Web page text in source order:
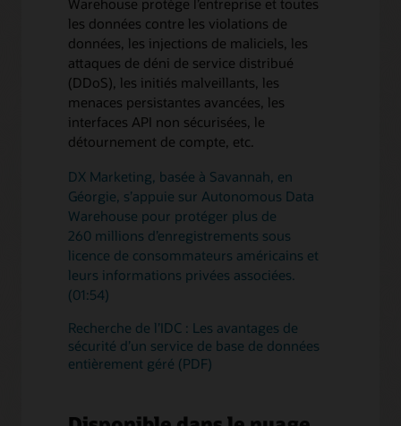
Warehouse protège l’entreprise et toutes
les données contre les violations de
données, les injections de maliciels, les
attaques de déni de service distribué
(DDoS), les initiés malveillants, les
menaces persistantes avancées, les
interfaces API non sécurisées, le
détournement de compte, etc.
DX Marketing, basée à Savannah, en
Géorgie, s’appuie sur Autonomous Data
Warehouse pour protéger plus de
260 millions d’enregistrements sous
licence de consommateurs américains et
leurs informations privées associées.
(01:54)
Recherche de l’IDC : Les avantages de
sécurité d’un service de base de données
entièrement géré (PDF)